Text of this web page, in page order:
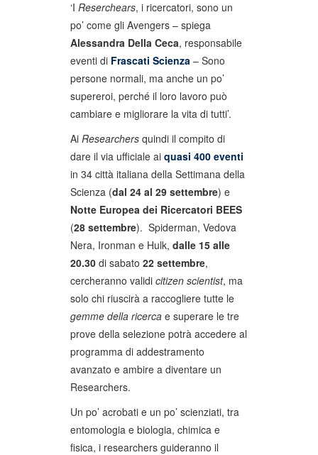
‘I Reserchears, i ricercatori, sono un
po’ come gli Avengers – spiega
Alessandra Della Ceca, responsabile
eventi di Frascati Scienza – Sono
persone normali, ma anche un po’
supereroi, perché il loro lavoro può
cambiare e migliorare la vita di tutti’.
Ai Researchers quindi il compito di
dare il via ufficiale ai quasi 400 eventi
in 34 città italiana della Settimana della
Scienza (dal 24 al 29 settembre) e
Notte Europea dei Ricercatori BEES
(28 settembre). Spiderman, Vedova
Nera, Ironman e Hulk, dalle 15 alle
20.30 di sabato 22 settembre,
cercheranno validi citizen scientist, ma
solo chi riuscirà a raccogliere tutte le
gemme della ricerca e superare le tre
prove della selezione potrà accedere al
programma di addestramento
avanzato e ambire a diventare un
Researchers.
Un po’ acrobati e un po’ scienziati, tra
entomologia e biologia, chimica e
fisica, i researchers guideranno il